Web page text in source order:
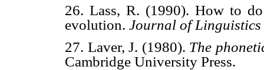
26. Lass, R. (1990). How to
evolution. Journal of Linguistics
27. Laver, J. (1980). The
Cambridge University Press.